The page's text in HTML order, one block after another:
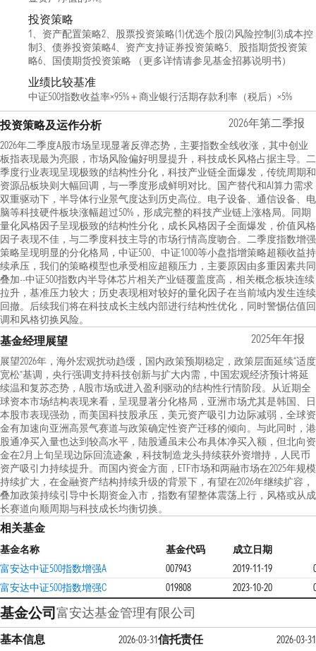
投资策略
1、资产配置策略2、股票投资策略(1)优选个股(2)风险控制(3)成本控
制3、债券投资策略4、资产支持证券投资策略5、股指期货投资策
略6、国债期货投资策略 （更多详情请参见基金招募说明书）
业绩比较基准
中证500指数收益率×95%＋商业银行活期存款利率（税后）×5%
投资策略及运作分析 2026年第二季报
2026年二季度A股市场呈现显著反弹态势，主要指数全线收涨，其中创业
板指表现最为亮眼，市场风险偏好明显提升，科技成长风格占据主导。二
季度行业表现呈现极致的结构性分化，科技产业链全面爆发，传统周期和
资源品板块则大幅回调，与一季度形成鲜明对比。国产替代和AI算力需求
双重驱动下，半导体行业景气度达到历史高位。电子设备、通信设备、电
脑等科技硬件板块涨幅超过50%，形成完整的科技产业链上涨格局。同期
量化风格因子呈现极致的结构性分化，成长风格因子全面爆发，价值风格
因子表现不佳，与二季度科技主导的市场行情高度吻合。二季度指数增强
策略呈现明显的分化格局，中证500、中证1000等小盘指增策略超额收益持
续承压，我们的策略模型也承受相应超额压力，主要原因由多重因素共同
叠加--中证500指数内半导体芯片相关产业链覆盖度高，相关概念板块连续
拉升，基准压力较大；历史表现相对较好的量化因子在当前域内发生连续
回撤。后续我们将在科技成长主线内部进行结构性优化，同时警惕估值回
调和风格切换风险。
基金经理展望 2025年年报
展望2026年，海外宏观扰动趋缓，国内政策预期稳定，政策层面延续“适度
宽松”基调，央行强调支持科技创新与扩大内需，中国宏观经济预计将延
续温和复苏态势，A股市场或进入盈利驱动的结构性行情阶段。从近期全
球资本市场结构表现来看，呈现显著分化格局，亚洲市场尤其是韩国、日
本股市表现强劲，而美国科技股承压，美元资产吸引力边际减弱，全球资
金有加速向亚洲高景气赛道与政策确定性资产迁移的倾向。与此同时，港
股通净买入量也达到较高水平，陆股通虽未公布具体净买入额，但北向资
金在2月上旬呈现边际回流迹象，科技制造龙头持续获外资增持，人民币
资产吸引力持续提升。而国内资金方面，ETF市场和两融市场在2025年规模
持续扩大，在金融资产结构持续升级的背景下，有望在2026年继续扩容，
叠加政策持续引导中长期资金入市，指数有望整体震荡上行，风格或从成
长赛道向顺周期与科技成长均衡切换。
相关基金
基金名称 基金代码
成立日期
富安达中证500指数增强A
007943 2019-11-19
富安达中证500指数增强C
019808 2023-10-20
基金公司富安达基金管理有限公司
基本信息 2026-03-31信托责任 2026-03-31